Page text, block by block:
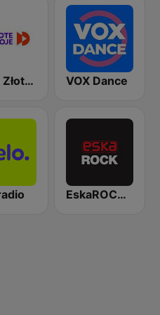
Radio Złote Przeboje VOX Dance
EskaROCK Warszawa